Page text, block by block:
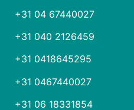
+31 04 67440027
+31 040 2126459
+31 0418645295
+31 0467440027
+31 06 18331854